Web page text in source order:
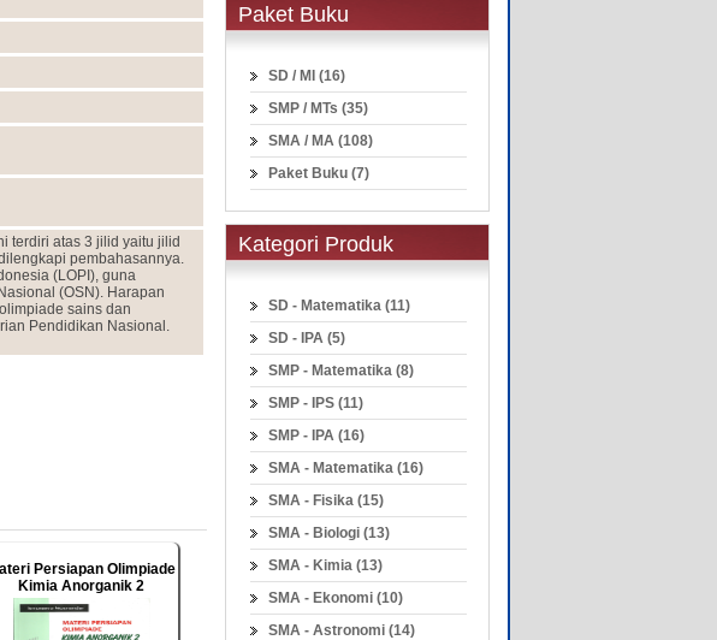
terdiri atas 3 jilid yaitu jilid
pembahasannya.
(LOPI), guna
(OSN). Harapan
sains dan
Pendidikan Nasional.
Persiapan Olimpiade
Kimia Anorganik 2
Paket Buku
SD / MI (16)
SMP / MTs (35)
SMA / MA (108)
Paket Buku (7)
Kategori Produk
SD - Matematika (11)
SD - IPA (5)
SMP - Matematika (8)
SMP - IPS (11)
SMP - IPA (16)
SMA - Matematika (16)
SMA - Fisika (15)
SMA - Biologi (13)
SMA - Kimia (13)
SMA - Ekonomi (10)
SMA - Astronomi (14)